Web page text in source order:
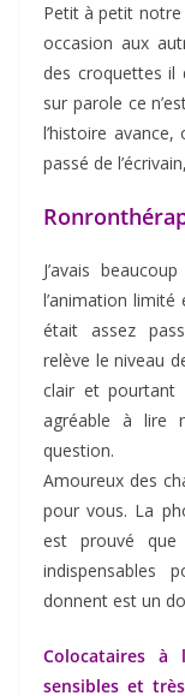
Petit à petit notre
occasion aux
des croquettes il
sur parole ce
l’histoire
passé de
J’avais
l’animation
était assez
relève le niveau
clair et pourtant
agréable à lire
question.
Amoureux des
pour vous. La
est prouvé que
indispensables
donnent est un
Colocataires
sensibles et